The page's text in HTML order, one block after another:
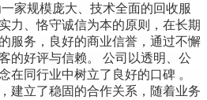
家规模庞大、技术全面的回收服
力、恪守诚信为本的原则，在长期
服务，良好的商业信誉，通过不懈
的好评与信赖。 公司以透明、公
在同行业中树立了良好的口碑 。
建立了稳固的合作关系，随着业务